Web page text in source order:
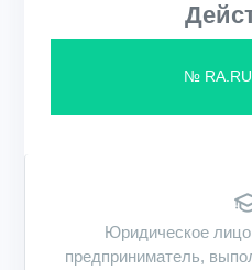
№
Юридическое
предприниматель,